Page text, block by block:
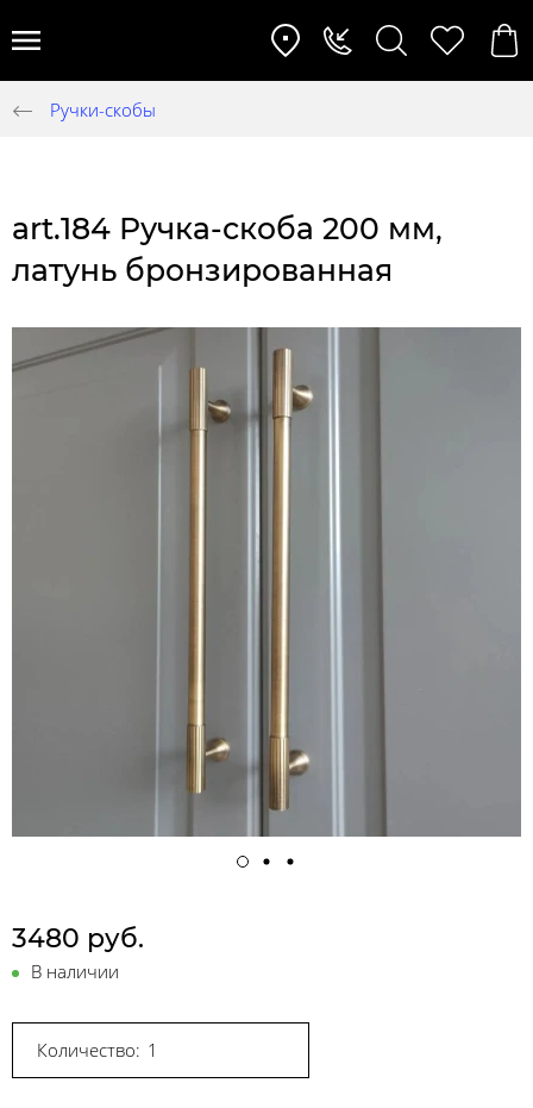
Ручки-скобы
art.184 Ручка-скоба 200 мм,
латунь бронзированная
3480 руб.
В наличии
Количество: